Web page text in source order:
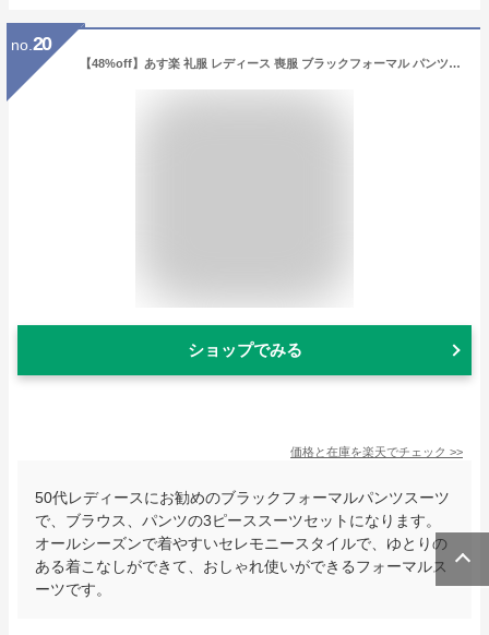
no. 20
【48%off】あす楽 礼服 レディース 喪服 ブラックフォーマル パンツスーツ フォーマルスーツ ブラウス、パンツの3ピーススーツ オールシーズン スーツ レディース プチサイズ 小柄サイズ 30代 40代 50代 セレモニースーツ m624
ショップでみる
価格と在庫を楽天でチェック >>
50代レディースにお勧めのブラックフォーマルパンツスーツ
で、ブラウス、パンツの3ピーススーツセットになります。
オールシーズンで着やすいセレモニースタイルで、ゆとりの
ある着こなしができて、おしゃれ使いができるフォーマルス
ーツです。